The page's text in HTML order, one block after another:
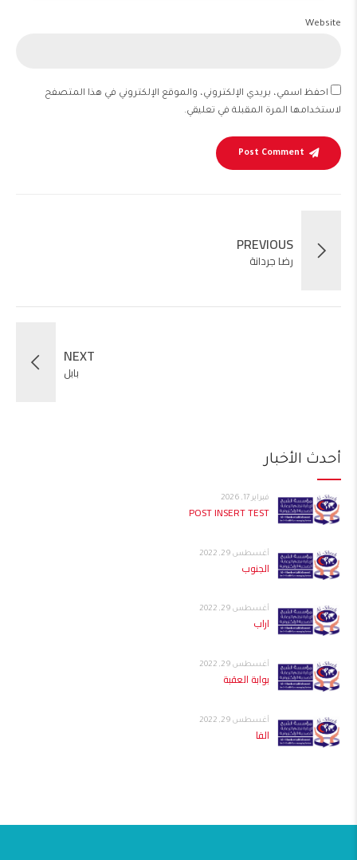
Website
احفظ اسمي، بريدي الإلكتروني، والموقع الإلكتروني في هذا المتصفح
لاستخدامها المرة المقبلة في تعليقي.
Post Comment
PREVIOUS
رضا جردانة
NEXT
بابل
أحدث الأخبار
فبراير 17, 2026
POST INSERT TEST
أغسطس 29, 2022
الجنوب
أغسطس 29, 2022
اراب
أغسطس 29, 2022
بوابة العقبة
أغسطس 29, 2022
الفا